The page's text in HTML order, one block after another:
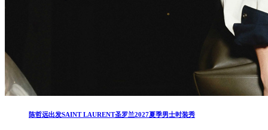
陈哲远出发SAINT LAURENT圣罗兰2027夏季男士时装秀